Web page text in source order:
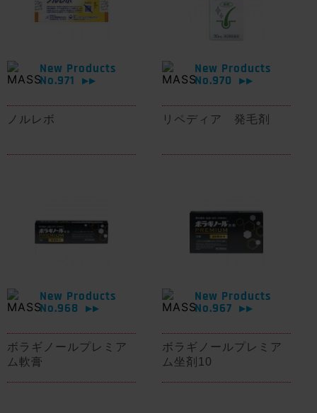
New Products
No.971
▶▶
ノルレボ
New Products
No.970
▶▶
リペディア 発毛剤
New Products
No.968
▶▶
ボラギノールプレミア
ム軟膏
New Products
No.967
▶▶
ボラギノールプレミア
ム坐剤10